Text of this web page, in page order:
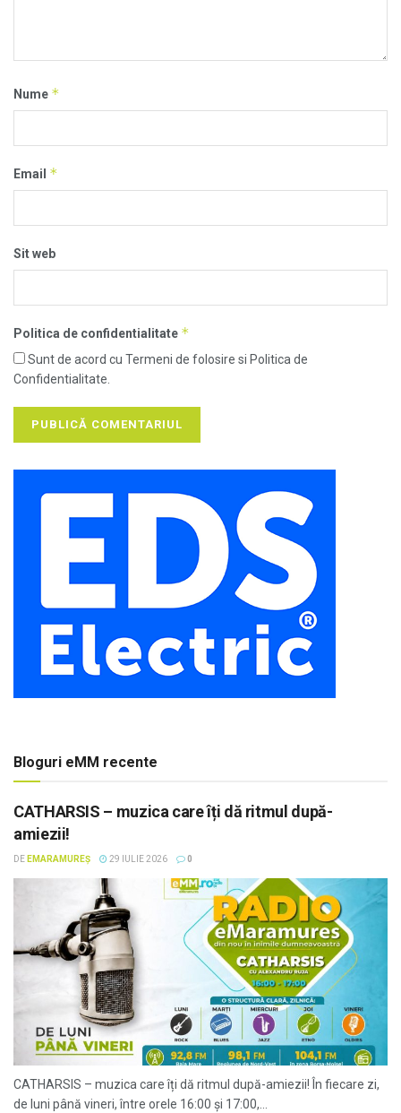
Nume *
Email *
Sit web
Politica de confidentialitate *
Sunt de acord cu Termeni de folosire si Politica de
Confidentialitate.
Bloguri eMM recente
CATHARSIS – muzica care îți dă ritmul după-
amiezii!
DE EMARAMUREȘ 29 IULIE 2026 0
CATHARSIS – muzica care îți dă ritmul după-amiezii! În fiecare zi,
de luni până vineri, între orele 16:00 și 17:00,...